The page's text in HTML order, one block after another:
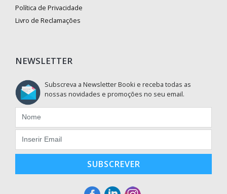
Política de Privacidade
Livro de Reclamações
NEWSLETTER
Subscreva a Newsletter Booki e receba todas as
nossas novidades e promoções no seu email.
SUBSCREVER